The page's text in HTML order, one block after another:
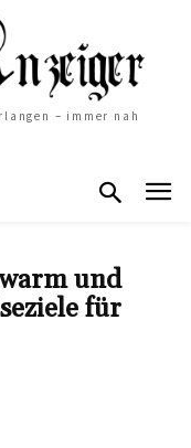
– immer nah
und
für